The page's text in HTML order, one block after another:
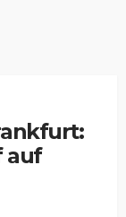
auf